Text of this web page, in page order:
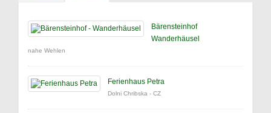
Bärensteinhof
Wanderhäusel
nahe Wehlen
Ferienhaus Petra
Dolni Chribska - CZ